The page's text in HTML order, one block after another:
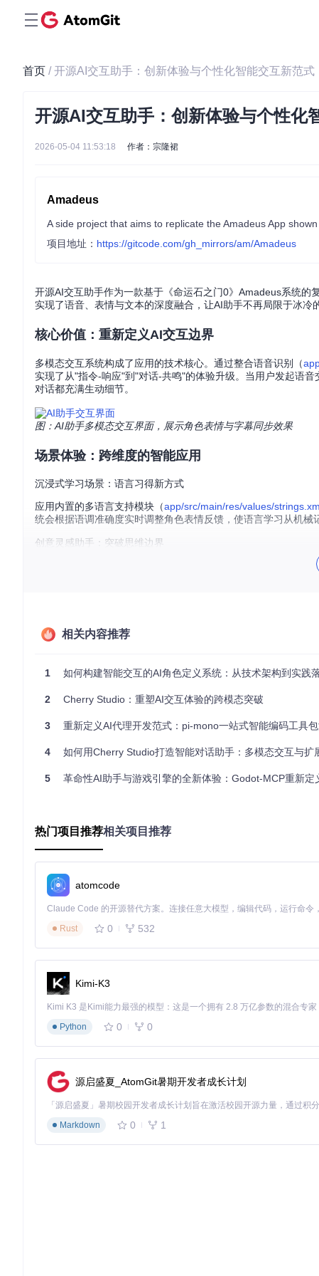
首页 / 开源AI交互助手：创新体验与个性化智能交互新范式
开源AI交互助手：创新体验与个性化
2026-05-04 11:53:18 作者：宗隆裙
Amadeus
A side project that aims to replicate the Amadeus App
项目地址： https://gitcode.com/gh_mirrors/am/Amadeus
开源AI交互助手作为一款基于《命运石之门0》Amadeus系统的
实现了语音、表情与文本的深度融合，让AI助手不再局限于冰冷
核心价值：重新定义AI交互边界
多模态交互系统构成了应用的技术核心。通过整合语音识别（
实现了从"指令-响应"到"对话-共鸣"的体验升级。当用户发起语
对话都充满生动细节。
图：AI助手多模态交互界面，展示角色表情与字幕同步效果
场景体验：跨维度的智能应用
沉浸式学习场景：语言习得新方式
应用内置的多语言支持模块（app/src/main/res/values/
统会根据语调准确度实时调整角色表情反馈，使语言学习从机械
创意灵感助手：突破思维边界
创作者可通过语音描述创意构想，AI助手会将抽象概念转化为
个性化定制：打造专属交互体验
应用提供多层次的个性化选项，使用户能够塑造符合个人偏好
图：AI助手设置面板，提供丰富的个性化配置选项
获取方式：从零开始的探索之旅
准备阶段
执行阶段
通过Git获取项目源码：
git clone
进入项目目录后，使用Gradle构建APK文件：
cd
安装生成的APK文件后，首次启动需完成语音模型下载。通过
行。
这款开源AI交互助手不仅是对经典科幻场景的技术还原，更是
Amadeus
A side project that aims to replicate the Amadeus App shown
相关内容推荐
1 如何构建智能交互的AI角色定义系统：从技术架构到实践
2 Cherry Studio：重塑AI交互体验的跨模态突破
3 重新定义AI代理开发范式：pi-mono一站式智能编码工具
4 如何用Cherry Studio打造智能对话助手：多模态交互与扩
5 革命性AI助手与游戏引擎的全新体验：Godot-MCP重新定义
热门项目推荐相关项目推荐
atomcode
Rust
0 532
Kimi-K3
Python
0 0
源启盛夏_AtomGit暑期开发者成长计划
Markdown
0 1